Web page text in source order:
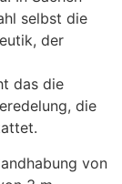
selbst die
der
das die
die
von